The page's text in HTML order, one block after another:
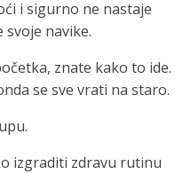
i sigurno ne nastaje
navike.
znate kako to ide.
se sve vrati na staro.
izgraditi zdravu rutinu